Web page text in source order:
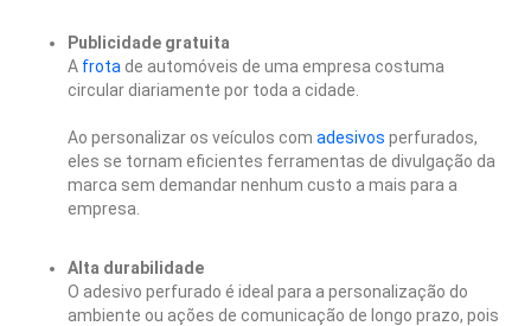
Publicidade gratuita
A frota de automóveis de uma empresa costuma
circular diariamente por toda a cidade.
Ao personalizar os veículos comadesivos perfurados,
eles se tornam eficientes ferramentas de divulgação da
marca sem demandar nenhum custo a mais para a
empresa.
Alta durabilidade
O adesivo perfurado é ideal para a personalização do
ambiente ou ações de comunicação de longo prazo, pois